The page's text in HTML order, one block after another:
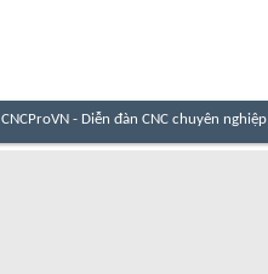
CNCProVN - Diễn đàn CNC chuyên nghiệp